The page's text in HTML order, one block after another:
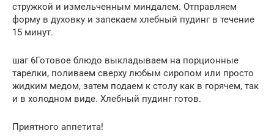
стружкой и измельченным миндалем. Отправляем
форму в духовку и запекаем хлебный пудинг в течение
15 минут.
шаг 6Готовое блюдо выкладываем на порционные
тарелки, поливаем сверху любым сиропом или просто
жидким медом, затем подаем к столу как в горячем, так
и в холодном виде. Хлебный пудинг готов.
Приятного аппетита!